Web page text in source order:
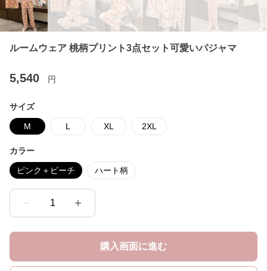
ルームウェア 桃柄プリント3点セット可愛いパジャマ
5,540 円
サイズ
M L XL 2XL
カラー
ピンク＋ピーチ ハート柄
1
購入画面に進む